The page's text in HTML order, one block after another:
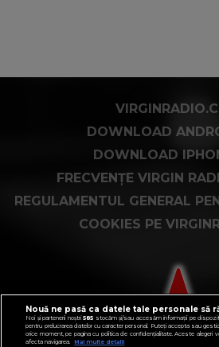
DOWNLOAD
DOWNLOAD
FRECVENȚE VIRGIN
REGULAMENTUL GENERAL
COOKIES PE
Nouă ne pasă ca datele tale personale să
Noi și partenerii noștri585 stocăm și/sau accesăm informații pe
pentru prelucrarea datelor cu caracter personal. Puteți accepta sau
orice moment, pe pagina cu politica de confidențialitate. Aceste alegeri
afecta navigarea.
Mai multe detalii